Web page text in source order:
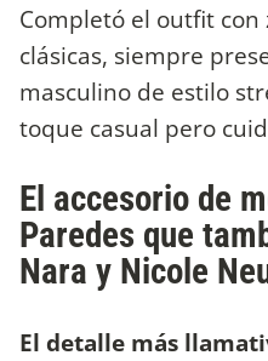
Completó el outfit
clásicas, siempre
masculino de estilo
toque casual pero
El accesorio de
Paredes que
Nara y Nicole
El detalle más